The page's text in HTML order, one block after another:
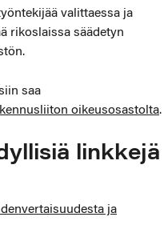
valittaessa ja
rikoslaissa säädetyn
saa
oikeusosastolta.
linkkejä
ja